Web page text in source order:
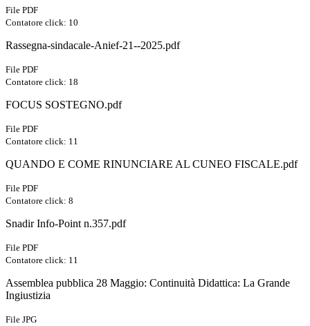
File PDF
Contatore click: 10
Rassegna-sindacale-Anief-21--2025.pdf
File PDF
Contatore click: 18
FOCUS SOSTEGNO.pdf
File PDF
Contatore click: 11
QUANDO E COME RINUNCIARE AL CUNEO FISCALE.pdf
File PDF
Contatore click: 8
Snadir Info-Point n.357.pdf
File PDF
Contatore click: 11
Assemblea pubblica 28 Maggio: Continuità Didattica: La Grande
Ingiustizia
File JPG